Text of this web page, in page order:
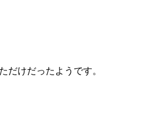
だけだったようです。